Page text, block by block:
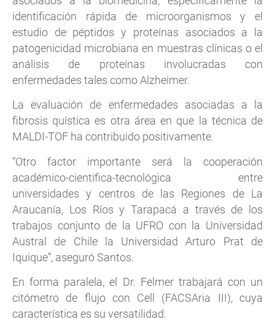
identificación rápida de microorganismos y el
estudio de péptidos y proteínas asociados a la
patogenicidad microbiana en muestras clínicas o el
análisis de proteínas involucradas con
enfermedades tales como Alzheimer.
La evaluación de enfermedades asociadas a la
fibrosis quística es otra área en que la técnica de
MALDI-TOF ha contribuido positivamente.
“Otro factor importante será la cooperación
académico-científica-tecnológica entre
universidades y centros de las Regiones de La
Araucanía, Los Ríos y Tarapacá a través de los
trabajos conjunto de la UFRO con la Universidad
Austral de Chile la Universidad Arturo Prat de
Iquique”, aseguró Santos.
En forma paralela, el Dr. Felmer trabajará con un
citómetro de flujo con Cell (FACSAria III), cuya
característica es su versatilidad.